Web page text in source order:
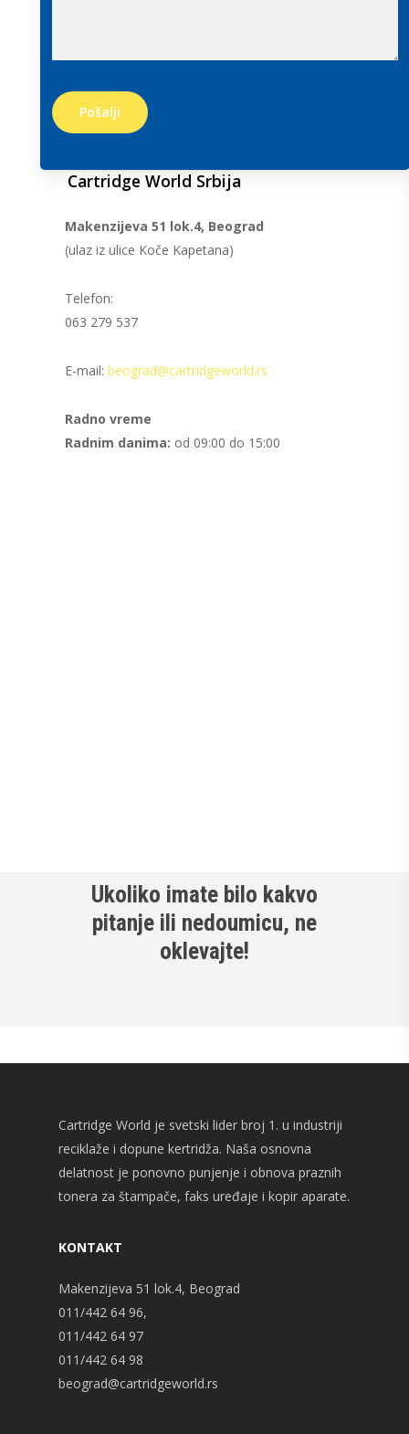
Cartridge World Srbija
Makenzijeva 51 lok.4, Beograd
(ulaz iz ulice Koče Kapetana)
Telefon:
063 279 537
E-mail: beograd@cartridgeworld.rs
Radno vreme
Radnim danima: od 09:00 do 15:00
Ukoliko imate bilo kakvo
pitanje ili nedoumicu, ne
oklevajte!
Cartridge World je svetski lider broj 1. u industriji
reciklaže i dopune kertridža. Naša osnovna
delatnost je ponovno punjenje i obnova praznih
tonera za štampače, faks uređaje i kopir aparate.
KONTAKT
Makenzijeva 51 lok.4, Beograd
011/442 64 96,
011/442 64 97
011/442 64 98
beograd@cartridgeworld.rs